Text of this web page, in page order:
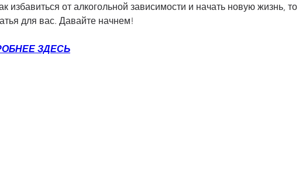
избавиться от алкогольной зависимости и начать новую жизнь, то
для вас. Давайте начнем!
ЗДЕСЬ